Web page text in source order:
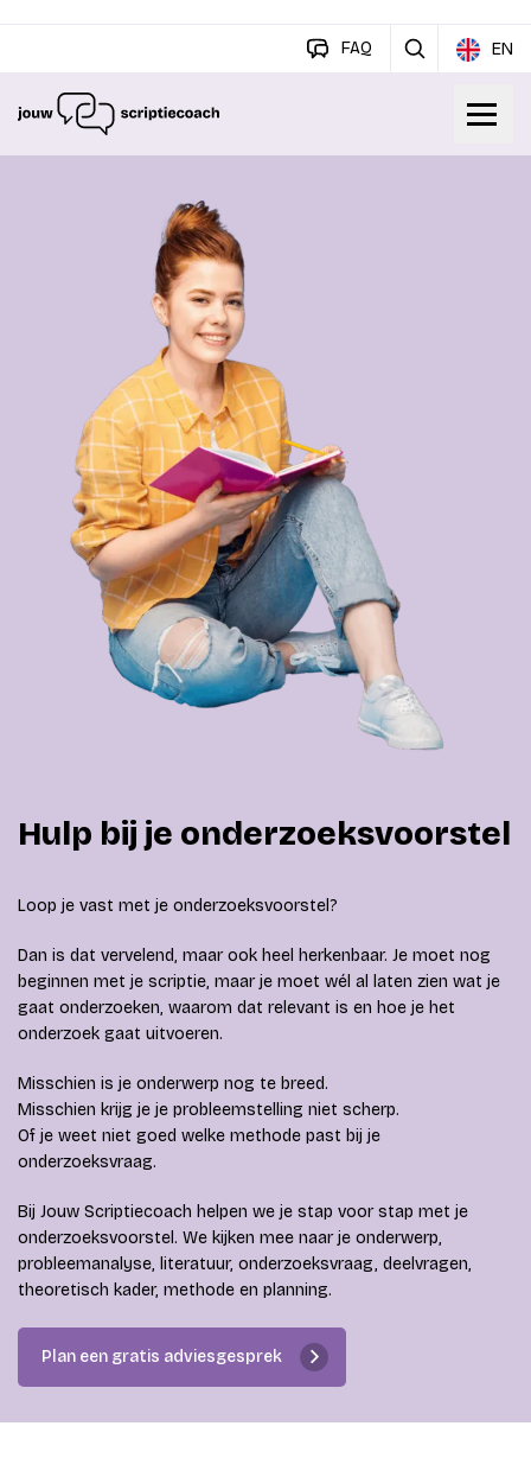
FAQ EN
Hulp bij je onderzoeksvoorstel
Loop je vast met je onderzoeksvoorstel?
Dan is dat vervelend, maar ook heel herkenbaar. Je moet nog
beginnen met je scriptie, maar je moet wél al laten zien wat je
gaat onderzoeken, waarom dat relevant is en hoe je het
onderzoek gaat uitvoeren.
Misschien is je onderwerp nog te breed.
Misschien krijg je je probleemstelling niet scherp.
Of je weet niet goed welke methode past bij je
onderzoeksvraag.
Bij Jouw Scriptiecoach helpen we je stap voor stap met je
onderzoeksvoorstel. We kijken mee naar je onderwerp,
probleemanalyse, literatuur, onderzoeksvraag, deelvragen,
theoretisch kader, methode en planning.
Plan een gratis adviesgesprek